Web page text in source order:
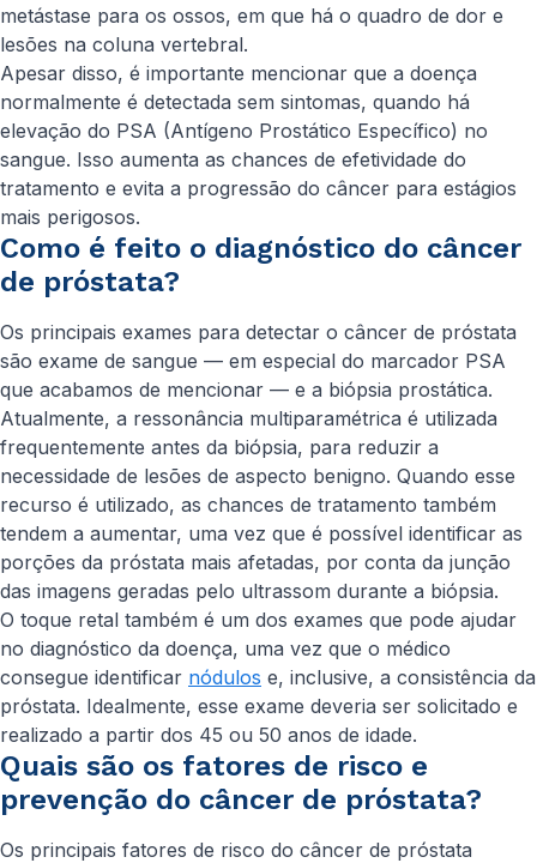
metástase para os ossos, em que há o quadro de dor e
lesões na coluna vertebral.
Apesar disso, é importante mencionar que a doença
normalmente é detectada sem sintomas, quando há
elevação do PSA (Antígeno Prostático Específico) no
sangue. Isso aumenta as chances de efetividade do
tratamento e evita a progressão do câncer para estágios
mais perigosos.
Como é feito o diagnóstico do câncer
de próstata?
Os principais exames para detectar o câncer de próstata
são exame de sangue — em especial do marcador PSA
que acabamos de mencionar — e a biópsia prostática.
Atualmente, a ressonância multiparamétrica é utilizada
frequentemente antes da biópsia, para reduzir a
necessidade de lesões de aspecto benigno. Quando esse
recurso é utilizado, as chances de tratamento também
tendem a aumentar, uma vez que é possível identificar as
porções da próstata mais afetadas, por conta da junção
das imagens geradas pelo ultrassom durante a biópsia.
O toque retal também é um dos exames que pode ajudar
no diagnóstico da doença, uma vez que o médico
consegue identificar nódulos e, inclusive, a consistência da
próstata. Idealmente, esse exame deveria ser solicitado e
realizado a partir dos 45 ou 50 anos de idade.
Quais são os fatores de risco e
prevenção do câncer de próstata?
Os principais fatores de risco do câncer de próstata